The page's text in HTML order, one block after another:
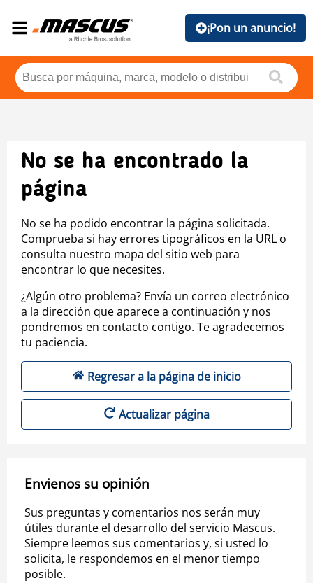
¡Pon un anuncio!
No se ha encontrado la
página
No se ha podido encontrar la página solicitada.
Comprueba si hay errores tipográficos en la URL o
consulta nuestro mapa del sitio web para
encontrar lo que necesites.
¿Algún otro problema? Envía un correo electrónico
a la dirección que aparece a continuación y nos
pondremos en contacto contigo. Te agradecemos
tu paciencia.
Regresar a la página de inicio
Actualizar página
Envienos su opinión
Sus preguntas y comentarios nos serán muy
útiles durante el desarrollo del servicio Mascus.
Siempre leemos sus comentarios y, si usted lo
solicita, le respondemos en el menor tiempo
posible.